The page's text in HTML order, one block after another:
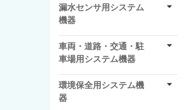
漏水センサ用システム
機器
車両・道路・交通・駐
車場用システム機器
環境保全用システム機
器